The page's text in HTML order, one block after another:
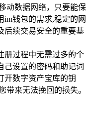
动数据网络，只要能保
im钱包的需求,稳定的网
后续交易安全的重要基
册过程中无需过多的个
己设置的密码和助记词
开数字资产宝库的钥
带来无法挽回的损失。